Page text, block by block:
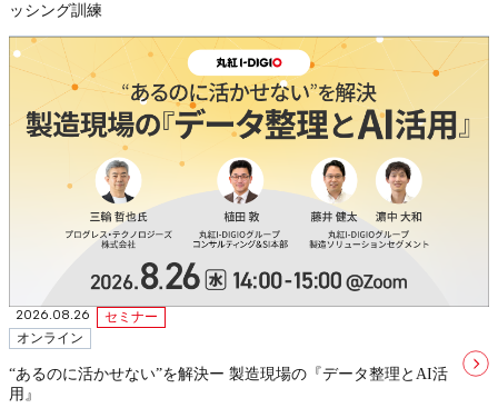
ッシング訓練
2026.08.26
セミナー
オンライン
“あるのに活かせない”を解決ー 製造現場の『データ整理とAI活
用』